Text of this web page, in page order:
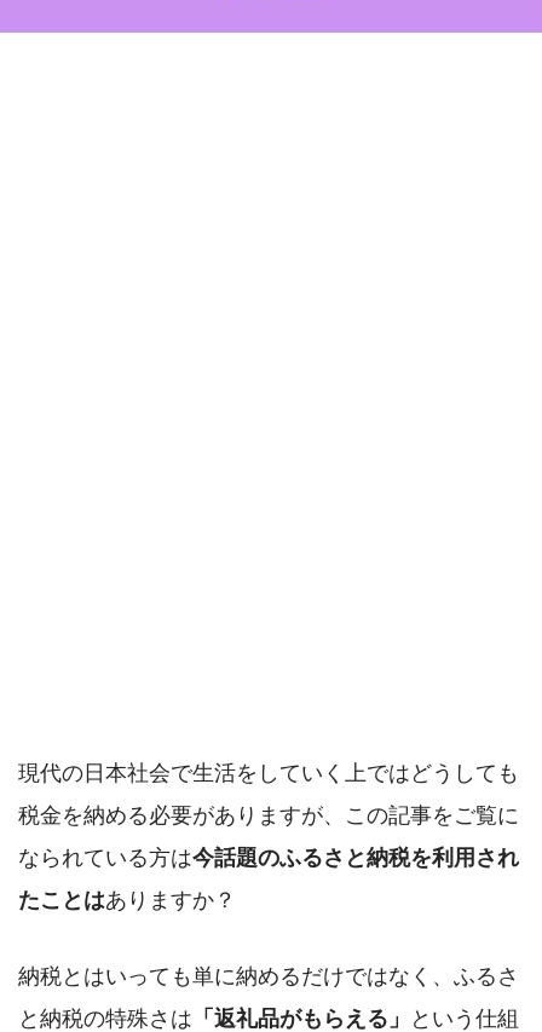
現代の日本社会で生活をしていく上ではどうしても
税金を納める必要がありますが、この記事をご覧に
なられている方は今話題のふるさと納税を利用され
たことはありますか？
納税とはいっても単に納めるだけではなく、ふるさ
と納税の特殊さは 「返礼品がもらえる」
という仕組